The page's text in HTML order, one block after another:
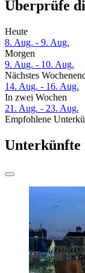
Überprüfe
Heute
8. Aug. - 9. Aug.
Morgen
9. Aug. - 10. Aug.
Nächstes
14. Aug. - 16. Aug.
In zwei Wochen
21. Aug. - 23. Aug.
Empfohlene
Unterkünfte